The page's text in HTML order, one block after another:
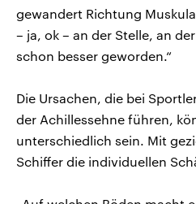
gewandert Richtung
– ja, ok – an der Stelle, an
schon besser geworden.“
Die Ursachen, die bei
der Achillessehne führen,
unterschiedlich sein. Mit
Schiffer die individuellen